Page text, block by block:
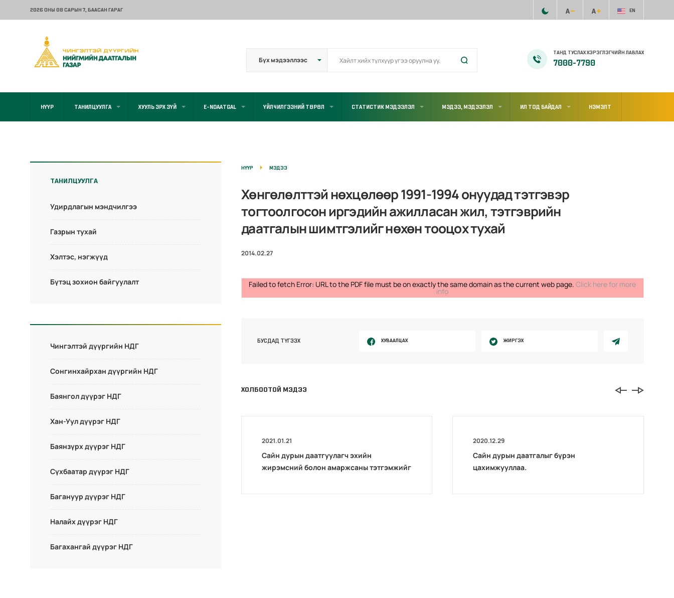
2026 ОНЫ 08 САРЫН 7, БААСАН ГАРАГ EN
ТАНД ТУСЛАХ ХЭРЭГЛЭГЧИЙН ЛАВЛАХ
7000-7790
НҮҮР ТАНИЛЦУУЛГА ХУУЛЬ ЭРХ ЗҮЙ E-NDAATGAL ҮЙЛЧИЛГЭЭНИЙ ТӨРӨЛ СТАТИСТИК МЭДЭЭЛЭЛ МЭДЭЭ, МЭДЭЭЛЭЛ ИЛ ТОД БАЙДАЛ НЭМЭЛТ
ТАНИЛЦУУЛГА
Удирдлагын мэндчилгээ
Газрын тухай
Хэлтэс, нэгжүүд
Бүтэц зохион байгуулалт
Чингэлтэй дүүргийн НДГ
Сонгинхайрхан дүүргийн НДГ
Баянгол дүүрэг НДГ
Хан-Уул дүүрэг НДГ
Баянзүрх дүүрэг НДГ
Сүхбаатар дүүрэг НДГ
Багануур дүүрэг НДГ
Налайх дүүрэг НДГ
Багахангай дүүрэг НДГ
НҮҮР МЭДЭЭ
Хөнгөлөлттэй нөхцөлөөр 1991-1994 онуудад тэтгэвэр
тогтоолгосон иргэдийн ажилласан жил, тэтгэврийн
даатгалын шимтгэлийг нөхөн тооцох тухай
2014.02.27
Failed to fetch Error: URL to the PDF file must be on exactly the same domain as the current web page.Click here for more
info
БУСДАД ТҮГЭЭХ ХУВААЛЦАХ ЖИРГЭХ
ХОЛБООТОЙ МЭДЭЭ
2021.01.21
Сайн дурын даатгуулагч эхийн
жирэмсний болон амаржсаны тэтгэмжийг
2020.12.29
Сайн дурын даатгалыг бүрэн
цахимжууллаа.